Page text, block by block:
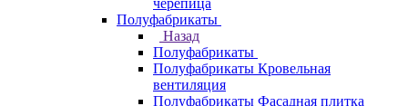
черепица
Полуфабрикаты
Назад
Полуфабрикаты
Полуфабрикаты Кровельная
вентиляция
Полуфабрикаты Фасадная плитка